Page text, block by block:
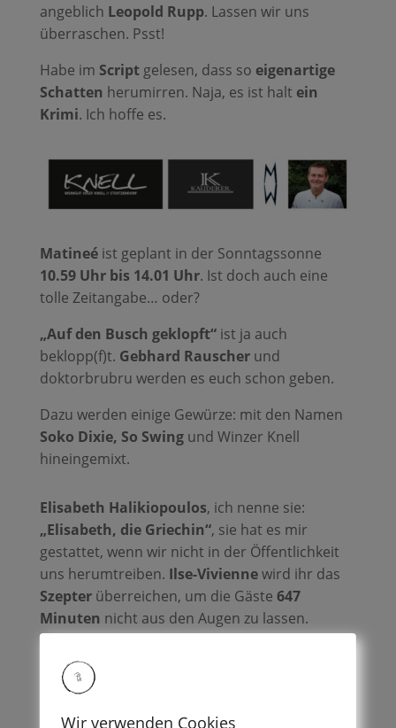
angeblich Leopold Rupp. Lassen wir uns
überraschen. Psst!
Habe im Scriptgelesen, dass so eigenartige
Schatten herumirren. Naja, es ist halt ein
Krimi. Ich hoffe es.
Matineéist geplant in der Sonntagssonne
10.59 Uhr bis 14.01 Uhr. Ist doch auch eine
tolle Zeitangabe… oder?
„Auf den Busch geklopft“ist ja auch
beklopp(f)t. Gebhard Rauscherund
doktorbrubru werden es euch schon geben.
Dazu werden einige Gewürze: mit den Namen
Soko Dixie, So Swingund Winzer Knell
hineingemixt.
Elisabeth Halikiopoulos, ich nenne sie:
„Elisabeth, die Griechin“, sie hat es mir
gestattet, wenn wir nicht in der Öffentlichkeit
uns herumtreiben. Ilse-Viviennewird ihr das
Szepterüberreichen, um die Gäste 647
Minuten nicht aus den Augen zu lassen.
So jetzt ist es genug, in 7 Tagen geht es weiter
mitTheaterbackstage mit Gästephilosophie
Wir verwenden Cookies